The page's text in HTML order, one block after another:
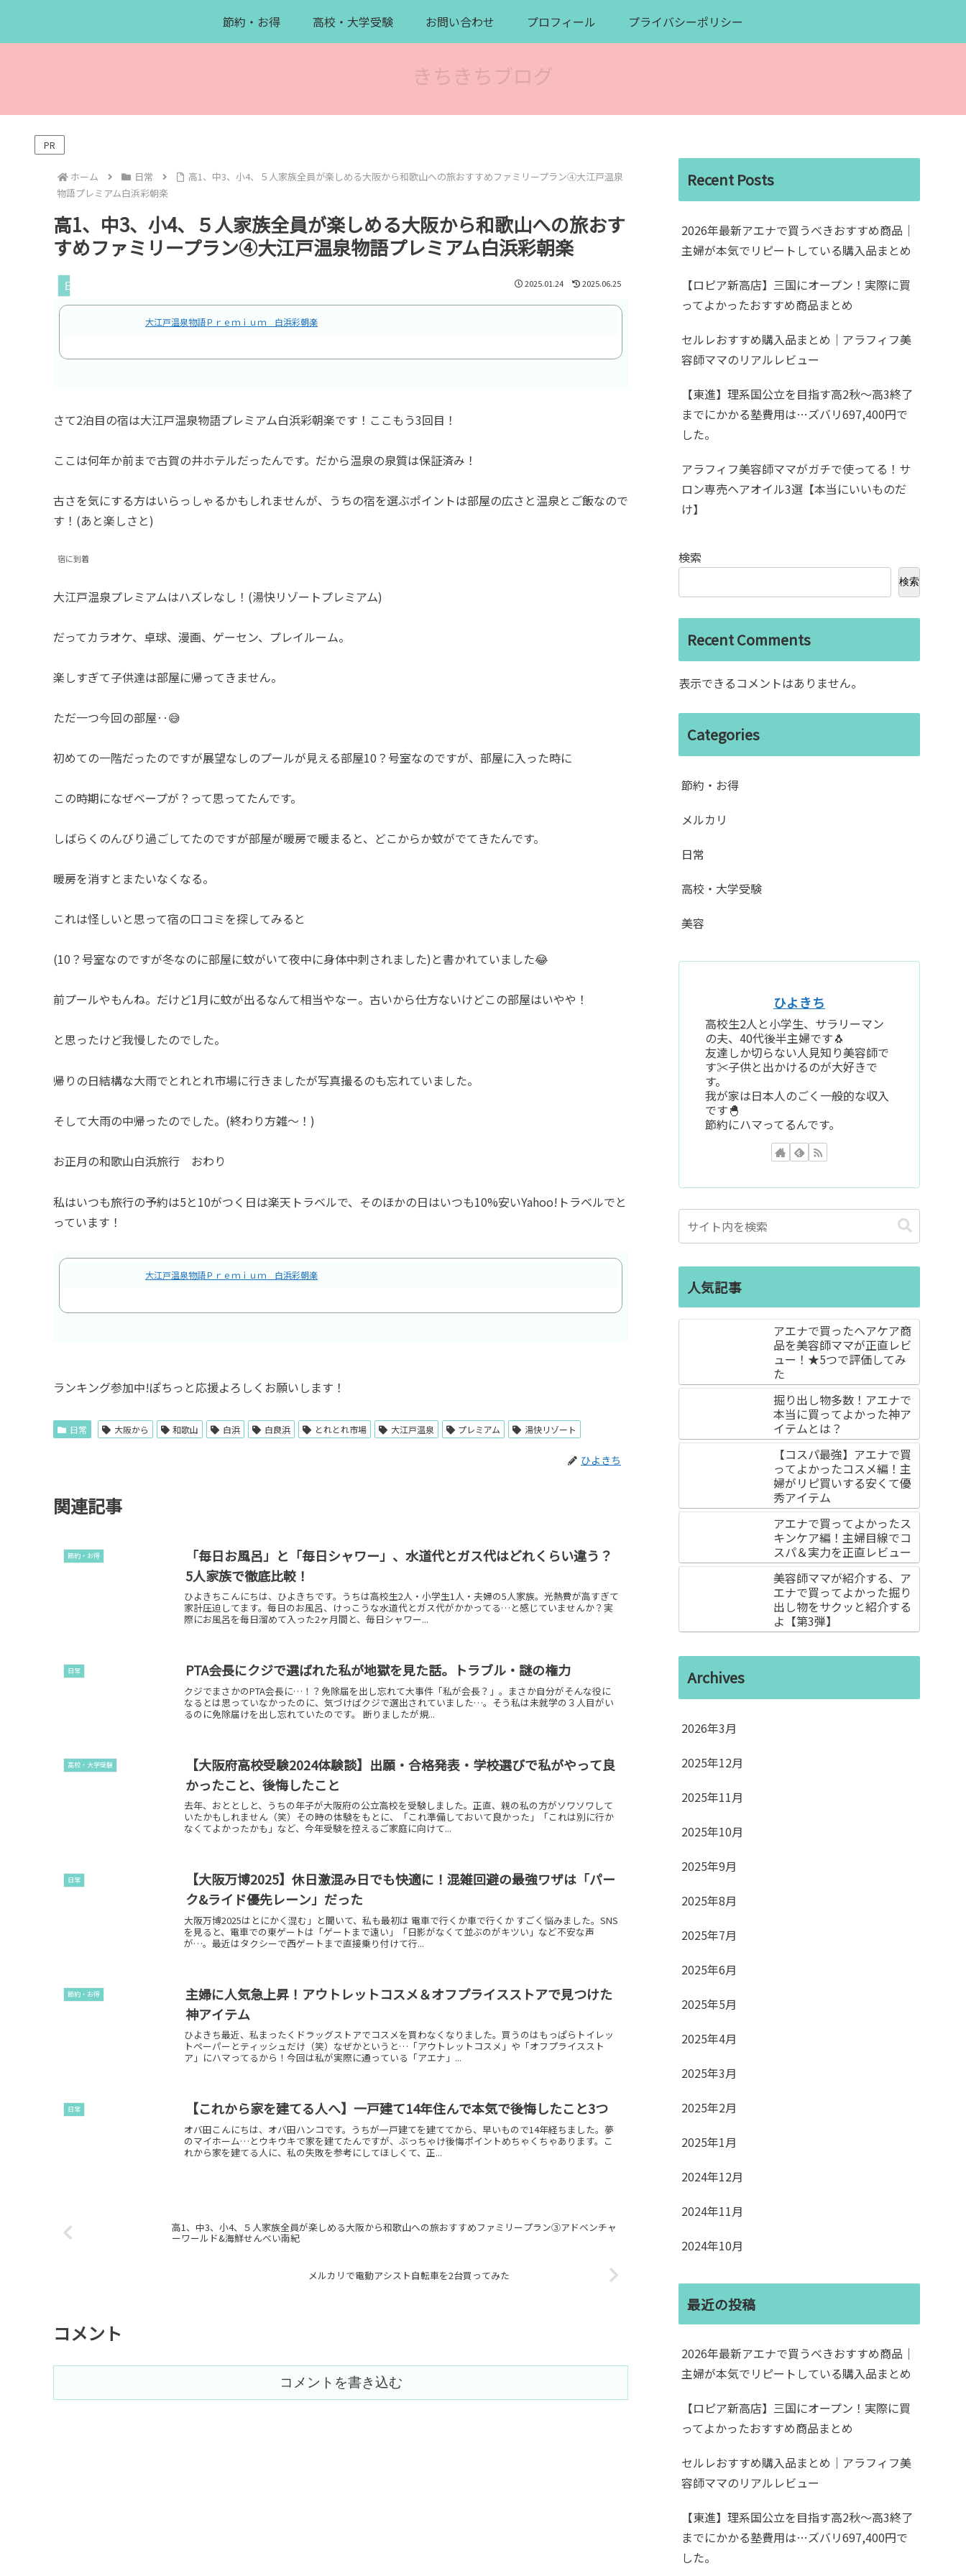
きちきちブログ
節約・お得 高校・大学受験 お問い合わせ プロフィール プライバシーポリシー
PR
ホーム 日常
高1、中3、小4、５人家族全員が楽しめる大阪から和歌山への旅おすすめファミリープラン④大江戸温泉
物語プレミアム白浜彩朝楽
高1、中3、小4、５人家族全員が楽しめる大阪から和歌山への旅おす
すめファミリープラン④大江戸温泉物語プレミアム白浜彩朝楽
日常 2025.01.24 2025.06.25
大江戸温泉物語Ｐｒｅｍｉｕｍ 白浜彩朝楽
さて2泊目の宿は大江戸温泉物語プレミアム白浜彩朝楽です！ここもう3回目！
ここは何年か前まで古賀の井ホテルだったんです。だから温泉の泉質は保証済み！
古さを気にする方はいらっしゃるかもしれませんが、うちの宿を選ぶポイントは部屋の広さと温泉とご飯なので
す！(あと楽しさと)
宿に到着
大江戸温泉プレミアムはハズレなし！(湯快リゾートプレミアム)
だってカラオケ、卓球、漫画、ゲーセン、プレイルーム。
楽しすぎて子供達は部屋に帰ってきません。
ただ一つ今回の部屋‥😅
初めての一階だったのですが展望なしのプールが見える部屋10？号室なのですが、部屋に入った時に
この時期になぜベープが？って思ってたんです。
しばらくのんびり過ごしてたのですが部屋が暖房で暖まると、どこからか蚊がでてきたんです。
暖房を消すとまたいなくなる。
これは怪しいと思って宿の口コミを探してみると
(10？号室なのですが冬なのに部屋に蚊がいて夜中に身体中刺されました)と書かれていました😂
前プールやもんね。だけど1月に蚊が出るなんて相当やなー。古いから仕方ないけどこの部屋はいやや！
と思ったけど我慢したのでした。
帰りの日結構な大雨でとれとれ市場に行きましたが写真撮るのも忘れていました。
そして大雨の中帰ったのでした。(終わり方雑〜！)
お正月の和歌山白浜旅行 おわり
私はいつも旅行の予約は5と10がつく日は楽天トラベルで、そのほかの日はいつも10%安いYahoo!トラベルでと
っています！
大江戸温泉物語Ｐｒｅｍｉｕｍ 白浜彩朝楽
ランキング参加中!ぽちっと応援よろしくお願いします！
日常 大阪から 和歌山 白浜 白良浜 とれとれ市場 大江戸温泉 プレミアム 湯快リゾート
ひよきち
関連記事
節約・お得
「毎日お風呂」と「毎日シャワー」、水道代とガス代はどれくらい違う？
5人家族で徹底比較！
ひよきちこんにちは、ひよきちです。うちは高校生2人・小学生1人・夫婦の5人家族。光熱費が高すぎて
家計圧迫してます。毎日のお風呂、けっこうな水道代とガス代がかかってる…と感じていませんか？実
際にお風呂を毎日溜めて入った2ヶ月間と、毎日シャワー...
日常 PTA会長にクジで選ばれた私が地獄を見た話。トラブル・謎の権力
クジでまさかのPTA会長に…！？免除届を出し忘れて大事件「私が会長？」。まさか自分がそんな役に
なるとは思っていなかったのに、気づけばクジで選出されていました…。そう私は未就学の３人目がい
るのに免除届けを出し忘れていたのです。 断りましたが規...
高校・大学受験
【大阪府高校受験2024体験談】出願・合格発表・学校選びで私がやって良
かったこと、後悔したこと
去年、おととしと、うちの年子が大阪府の公立高校を受験しました。正直、親の私の方がソワソワして
いたかもしれません（笑）その時の体験をもとに、「これ準備しておいて良かった」「これは別に行か
なくてよかったかも」など、今年受験を控えるご家庭に向けて...
日常
【大阪万博2025】休日激混み日でも快適に！混雑回避の最強ワザは「パー
ク&ライド優先レーン」だった
大阪万博2025はとにかく混む」と聞いて、私も最初は 電車で行くか車で行くか すごく悩みました。SNS
を見ると、電車での東ゲートは「ゲートまで遠い」「日影がなくて並ぶのがキツい」など不安な声
が…。最近はタクシーで西ゲートまで直接乗り付けて行...
節約・お得
主婦に人気急上昇！アウトレットコスメ＆オフプライスストアで見つけた
神アイテム
ひよきち最近、私まったくドラッグストアでコスメを買わなくなりました。買うのはもっぱらトイレッ
トペーパーとティッシュだけ（笑）なぜかというと…「アウトレットコスメ」や「オフプライススト
ア」にハマってるから！今回は私が実際に通っている「アエナ」...
日常 【これから家を建てる人へ】一戸建て14年住んで本気で後悔したこと3つ
オバ田こんにちは、オバ田ハンコです。うちが一戸建てを建ててから、早いもので14年経ちました。夢
のマイホーム…とウキウキで家を建てたんですが、ぶっちゃけ後悔ポイントめちゃくちゃあります。こ
れから家を建てる人に、私の失敗を参考にしてほしくて、正...
高1、中3、小4、５人家族全員が楽しめる大阪から和歌山への旅おすすめファミリープラン③アドベンチャ
ーワールド&海鮮せんべい南紀
メルカリで電動アシスト自転車を2台買ってみた
コメント
コメントを書き込む
Recent Posts
2026年最新アエナで買うべきおすすめ商品｜
主婦が本気でリピートしている購入品まとめ
【ロピア新高店】三国にオープン！実際に買
ってよかったおすすめ商品まとめ
セルレおすすめ購入品まとめ｜アラフィフ美
容師ママのリアルレビュー
【東進】理系国公立を目指す高2秋〜高3終了
までにかかる塾費用は…ズバリ697,400円で
した。
アラフィフ美容師ママがガチで使ってる！サ
ロン専売ヘアオイル3選【本当にいいものだ
け】
検索
検索
Recent Comments
表示できるコメントはありません。
Categories
節約・お得
メルカリ
日常
高校・大学受験
美容
ひよきち
高校生2人と小学生、サラリーマン
の夫、40代後半主婦です🐧
友達しか切らない人見知り美容師で
す✂️子供と出かけるのが大好きで
す。
我が家は日本人のごく一般的な収入
です🐣
節約にハマってるんです。
人気記事
アエナで買ったヘアケア商
品を美容師ママが正直レビ
ュー！★5つで評価してみ
た
掘り出し物多数！アエナで
本当に買ってよかった神ア
イテムとは？
【コスパ最強】アエナで買
ってよかったコスメ編！主
婦がリピ買いする安くて優
秀アイテム
アエナで買ってよかったス
キンケア編！主婦目線でコ
スパ＆実力を正直レビュー
美容師ママが紹介する、ア
エナで買ってよかった掘り
出し物をサクッと紹介する
よ【第3弾】
Archives
2026年3月
2025年12月
2025年11月
2025年10月
2025年9月
2025年8月
2025年7月
2025年6月
2025年5月
2025年4月
2025年3月
2025年2月
2025年1月
2024年12月
2024年11月
2024年10月
最近の投稿
2026年最新アエナで買うべきおすすめ商品｜
主婦が本気でリピートしている購入品まとめ
【ロピア新高店】三国にオープン！実際に買
ってよかったおすすめ商品まとめ
セルレおすすめ購入品まとめ｜アラフィフ美
容師ママのリアルレビュー
【東進】理系国公立を目指す高2秋〜高3終了
までにかかる塾費用は…ズバリ697,400円で
した。